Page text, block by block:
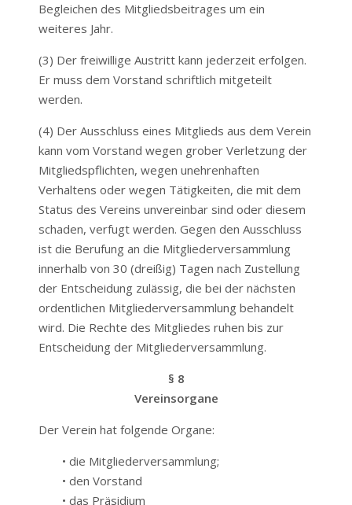
Begleichen des Mitgliedsbeitrages um ein
weiteres Jahr.
(3) Der freiwillige Austritt kann jederzeit erfolgen.
Er muss dem Vorstand schriftlich mitgeteilt
werden.
(4) Der Ausschluss eines Mitglieds aus dem Verein
kann vom Vorstand wegen grober Verletzung der
Mitgliedspflichten, wegen unehrenhaften
Verhaltens oder wegen Tätigkeiten, die mit dem
Status des Vereins unvereinbar sind oder diesem
schaden, verfugt werden. Gegen den Ausschluss
ist die Berufung an die Mitgliederversammlung
innerhalb von 30 (dreißig) Tagen nach Zustellung
der Entscheidung zulässig, die bei der nächsten
ordentlichen Mitgliederversammlung behandelt
wird. Die Rechte des Mitgliedes ruhen bis zur
Entscheidung der Mitgliederversammlung.
§ 8
Vereinsorgane
Der Verein hat folgende Organe:
• die Mitgliederversammlung;
• den Vorstand
• das Präsidium